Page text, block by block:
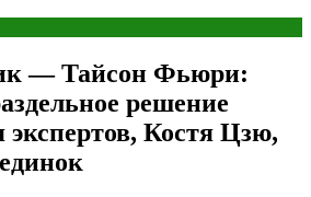
— Тайсон Фьюри:
решение
экспертов, Костя Цзю,